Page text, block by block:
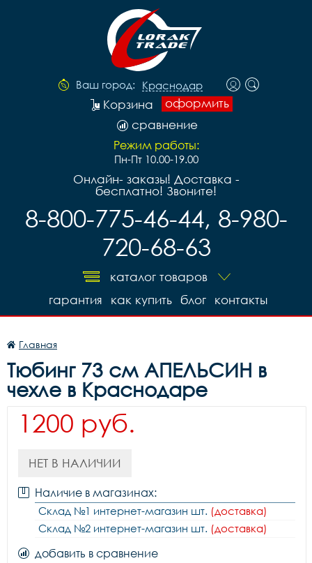
Ваш город: Краснодар
оформить
Корзина
сравнение
Режим работы:
Пн-Пт 10.00-19.00
Онлайн- заказы! Доставка -
бесплатно! Звоните!
8-800-775-46-44, 8-980-
720-68-63
каталог товаров
контакты
блог
как купить
гарантия
Главная
Тюбинг 73 см АПЕЛЬСИН в
чехле в Краснодаре
1200 руб.
НЕТ В НАЛИЧИИ
Наличие в магазинах:
Склад №1 интернет-магазин шт. (доставка)
Склад №2 интернет-магазин шт. (доставка)
добавить в сравнение